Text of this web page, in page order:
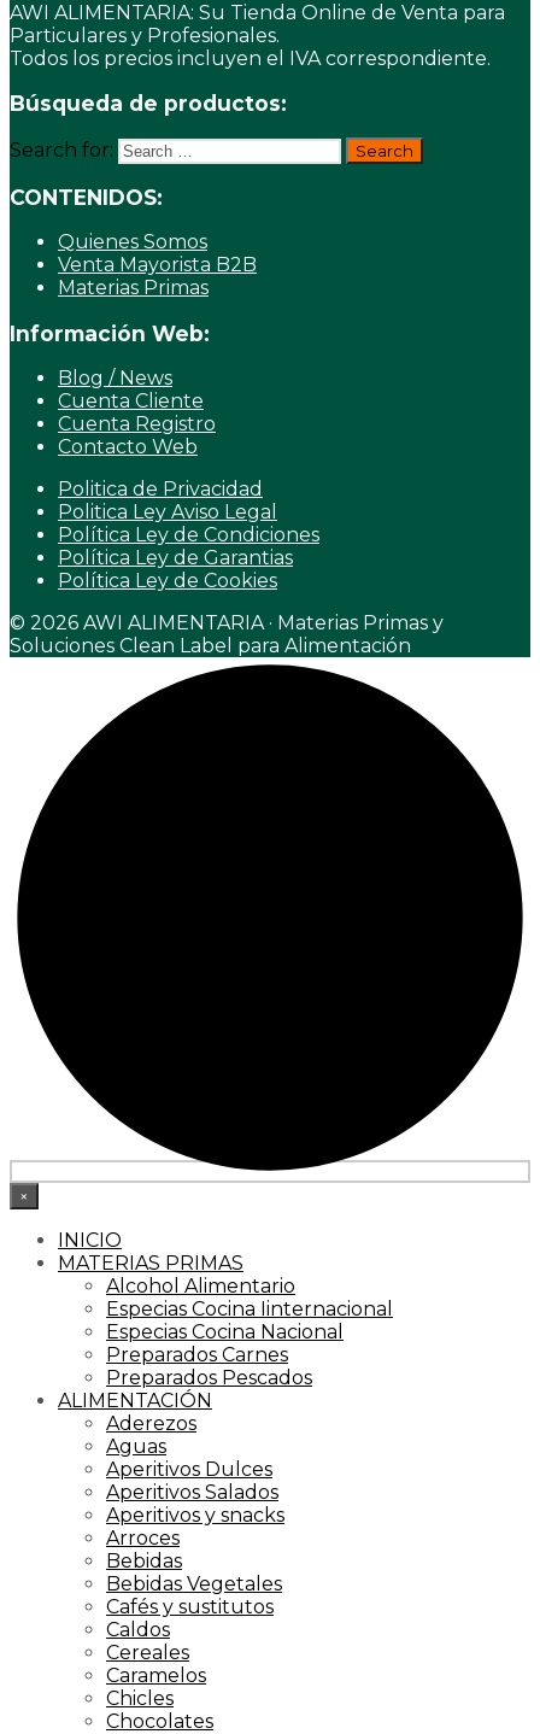
AWI ALIMENTARIA: Su Tienda Online de Venta para
Particulares y Profesionales.
Todos los precios incluyen el IVA correspondiente.
Búsqueda de productos:
Search for:
CONTENIDOS:
Quienes Somos
Venta Mayorista B2B
Materias Primas
Información Web:
Blog / News
Cuenta Cliente
Cuenta Registro
Contacto Web
Politica de Privacidad
Politica Ley Aviso Legal
Política Ley de Condiciones
Política Ley de Garantias
Política Ley de Cookies
© 2026 AWI ALIMENTARIA · Materias Primas y
Soluciones Clean Label para Alimentación
×
INICIO
MATERIAS PRIMAS
Alcohol Alimentario
Especias Cocina Iinternacional
Especias Cocina Nacional
Preparados Carnes
Preparados Pescados
ALIMENTACIÓN
Aderezos
Aguas
Aperitivos Dulces
Aperitivos Salados
Aperitivos y snacks
Arroces
Bebidas
Bebidas Vegetales
Cafés y sustitutos
Caldos
Cereales
Caramelos
Chicles
Chocolates